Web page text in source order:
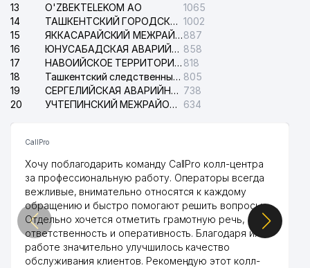
13
O'ZBEKTELEKOM АО
1065
14
ТАШКЕНТСКИЙ ГОРОДСКОЙ СУД ПО ГРАЖДАНСКИМ ДЕЛАМ 1002
15
ЯККАСАРАЙСКИЙ МЕЖРАЙОННЫЙ СУД ПО ГРАЖДАНСКИМ ДЕЛАМ887
16
ЮНУСАБАДСКАЯ АВАРИЙНАЯ СЛУЖБА ЭЛЕКТРОСЕТИ 858
17
НАВОИЙСКОЕ ТЕРРИТОРИАЛЬНОЕ ПРЕДПРИЯТИЕ ЭЛЕКТРОСЕТИ АО 818
18
Ташкентский следственный изолятор 805
19
СЕРГЕЛИЙСКАЯ АВАРИЙНАЯ СЛУЖБА ЭЛЕКТРОСЕТИ 738
20
УЧТЕПИНСКИЙ МЕЖРАЙОННЫЙ СУД ПО ГРАЖДАНСКИМ ДЕЛАМ 634
CallPro
Хочу поблагодарить команду CallPro колл-центра
за профессиональную работу. Операторы всегда
вежливые, внимательно относятся к каждому
обращению и быстро помогают решить вопросы.
Отдельно хочется отметить грамотную речь,
ответственность и оперативность. Благодаря их
работе значительно улучшилось качество
обслуживания клиентов. Рекомендую этот колл-